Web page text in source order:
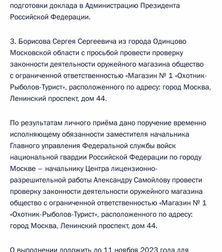
подготовки доклада в Администрацию Президента
Российской Федерации.
3. Борисова Сергея Сергеевича из города Одинцово
Московской области с просьбой провести проверку
законности деятельности оружейного магазина общество
с ограниченной ответственностью «Магазин № 1 «Охотник-
Рыболов-Турист», расположенного по адресу: город Москва,
Ленинский проспект, дом 44.
По результатам личного приёма дано поручение временно
исполняющему обязанности заместителя начальника
Главного управления Федеральной службы войск
национальной гвардии Российской Федерации по городу
Москве – начальнику Центра лицензионно-
разрешительной работы Александру Самойлову провести
проверку законности деятельности оружейного магазина
общество с ограниченной ответственностью «Магазин № 1
«Охотник-Рыболов-Турист», расположенного по адресу:
город Москва, Ленинский проспект, дом 44.
О выполнении доложить до 11 ноября 2023 года для